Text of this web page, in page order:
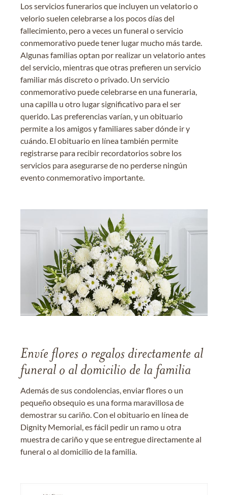
Los servicios funerarios que incluyen un velatorio o
velorio suelen celebrarse a los pocos días del
fallecimiento, pero a veces un funeral o servicio
conmemorativo puede tener lugar mucho más tarde.
Algunas familias optan por realizar un velatorio antes
del servicio, mientras que otras prefieren un servicio
familiar más discreto o privado. Un servicio
conmemorativo puede celebrarse en una funeraria,
una capilla u otro lugar significativo para el ser
querido. Las preferencias varían, y un obituario
permite a los amigos y familiares saber dónde ir y
cuándo. El obituario en línea también permite
registrarse para recibir recordatorios sobre los
servicios para asegurarse de no perderse ningún
evento conmemorativo importante.
Envíe flores o regalos directamente al
funeral o al domicilio de la familia
Además de sus condolencias, enviar flores o un
pequeño obsequio es una forma maravillosa de
demostrar su cariño. Con el obituario en línea de
Dignity Memorial, es fácil pedir un ramo u otra
muestra de cariño y que se entregue directamente al
funeral o al domicilio de la familia.